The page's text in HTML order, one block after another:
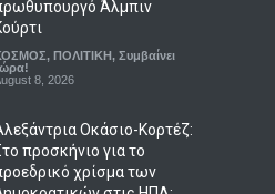
Άλμπιν
, ΠΟΛΙΤΙΚΗ, Συμβαίνει
8, 2026
Οκάσιο-Κορτέζ:
προσκήνιο για το
χρίσμα των